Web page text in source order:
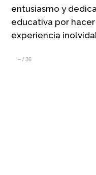
entusiasmo y
educativa por
experiencia
– /36